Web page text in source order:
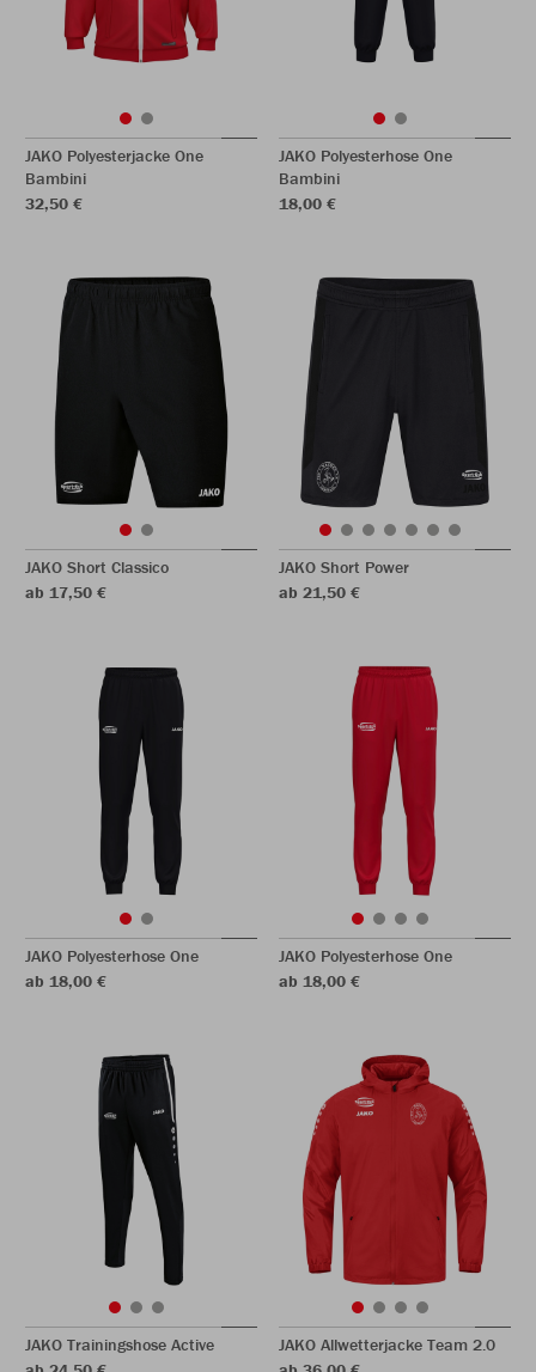
JAKO Polyesterjacke One
Bambini
32,50 €
JAKO Polyesterhose One
Bambini
18,00 €
JAKO Short Classico
ab 17,50 €
JAKO Short Power
ab 21,50 €
JAKO Polyesterhose One
ab 18,00 €
JAKO Polyesterhose One
ab 18,00 €
JAKO Trainingshose Active
JAKO Allwetterjacke Team 2.0